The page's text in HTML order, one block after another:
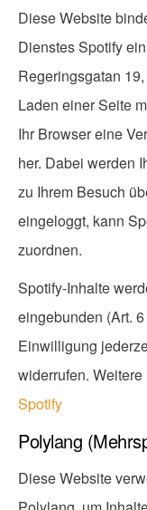
Diese Website
Dienstes Spotify
Regeringsgatan
Laden einer Seite
Ihr Browser eine
her. Dabei werden
zu Ihrem Besuch
eingeloggt, kann
zuordnen.
Spotify-Inhalte
eingebunden (Art.
Einwilligung
widerrufen. Weitere
Spotify
Polylang
Diese Website